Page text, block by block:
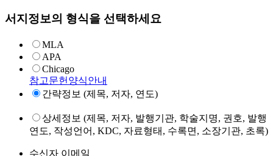
서지정보의 형식을 선택하세요
MLA
APA
Chicago
참고문헌양식안내
간략정보 (제목, 저자, 연도)
상세정보 (제목, 저자, 발행기관, 학술지명, 권호, 발행
연도, 작성언어, KDC, 자료형태, 수록면, 소장기관, 초록)
수신자 이메일